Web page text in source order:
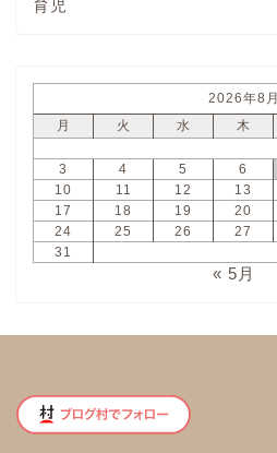
育児
2026年8月
月
火 水 木
3
4 5 6
10
11 12 13
17
18 19 20
24
25 26 27
31
« 5月